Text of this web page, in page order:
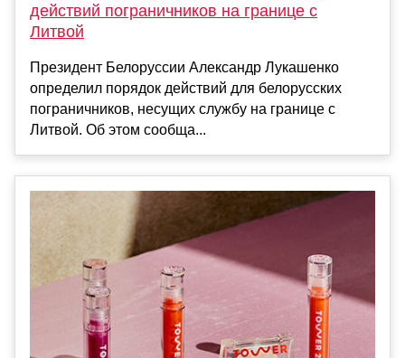
действий пограничников на границе с
Литвой
Президент Белоруссии Александр Лукашенко
определил порядок действий для белорусских
пограничников, несущих службу на границе с
Литвой. Об этом сообща...